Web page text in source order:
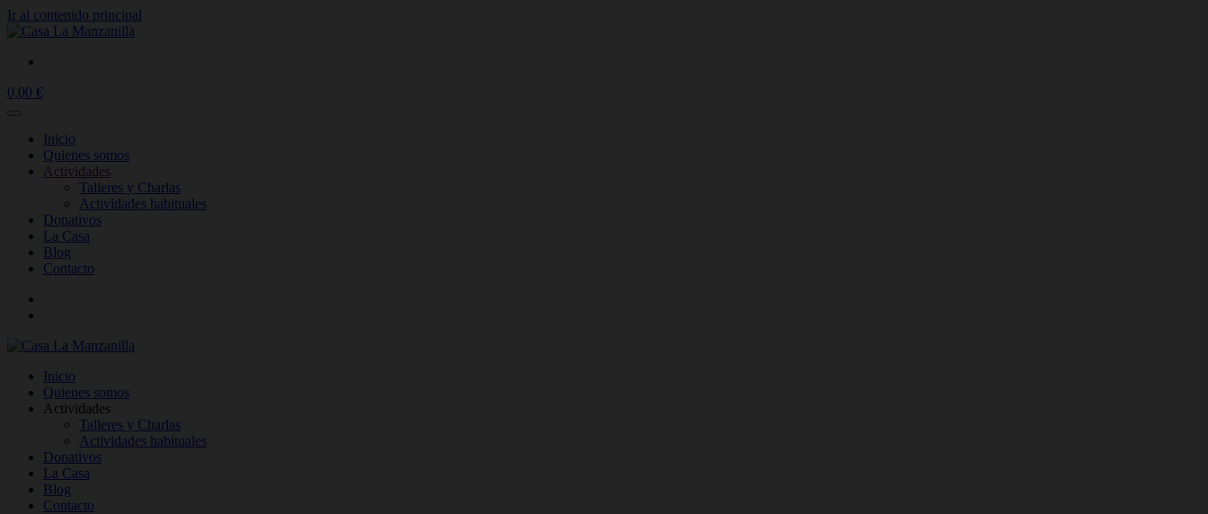
Ir al contenido principal
0,00 €
Inicio
Quienes somos
Actividades
Talleres y Charlas
Actividades habituales
Donativos
La Casa
Blog
Contacto
Inicio
Quienes somos
Actividades
Talleres y Charlas
Actividades habituales
Donativos
La Casa
Blog
Contacto